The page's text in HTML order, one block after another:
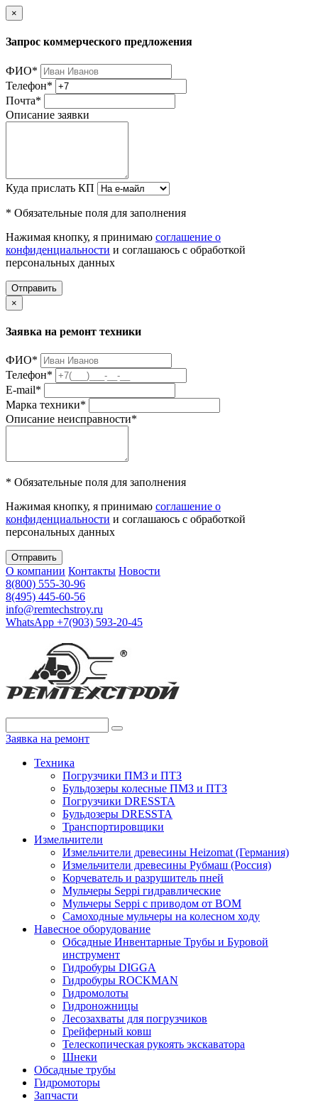
×
Запрос коммерческого предложения
ФИО*
Телефон*
Почта*
Описание заявки
Куда прислать КП
* Обязательные поля для заполнения
Нажимая кнопку, я принимаю соглашение о
конфиденциальности и соглашаюсь с обработкой
персональных данных
Отправить
×
Заявка на ремонт техники
ФИО*
Телефон*
E-mail*
Марка техники*
Описание неисправности*
* Обязательные поля для заполнения
Нажимая кнопку, я принимаю соглашение о
конфиденциальности и соглашаюсь с обработкой
персональных данных
Отправить
О компании Контакты Новости
8(800) 555-30-96
8(495) 445-60-56
info@remtechstroy.ru
WhatsApp +7(903) 593-20-45
Заявка на ремонт
Техника
Погрузчики ПМЗ и ПТЗ
Бульдозеры колесные ПМЗ и ПТЗ
Погрузчики DRESSTA
Бульдозеры DRESSTA
Транспортировщики
Измельчители
Измельчители древесины Heizomat (Германия)
Измельчители древесины Рубмаш (Россия)
Корчеватель и разрушитель пней
Мульчеры Seppi гидравлические
Мульчеры Seppi с приводом от ВОМ
Самоходные мульчеры на колесном ходу
Навесное оборудование
Обсадные Инвентарные Трубы и Буровой
инструмент
Гидробуры DIGGA
Гидробуры ROCKMAN
Гидромолоты
Гидроножницы
Лесозахваты для погрузчиков
Грейферный ковш
Телескопическая рукоять экскаватора
Шнеки
Обсадные трубы
Гидромоторы
Запчасти